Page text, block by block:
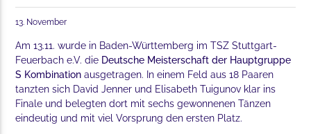
13. November
Am 13.11. wurde in Baden-Württemberg im TSZ Stuttgart-
Feuerbach e.V. die Deutsche Meisterschaft der Hauptgruppe
S Kombination ausgetragen. In einem Feld aus 18 Paaren
tanzten sich David Jenner und Elisabeth Tuigunov klar ins
Finale und belegten dort mit sechs gewonnenen Tänzen
eindeutig und mit viel Vorsprung den ersten Platz.